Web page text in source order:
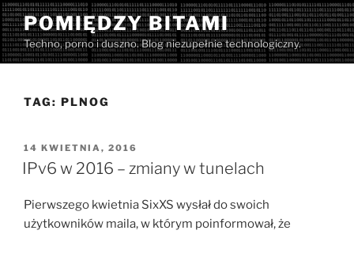
Przejdź
do
treści
POMIĘDZY BITAMI
Techno, porno i duszno. Blog niezupełnie technologiczny.
TAG: PLNOG
OPUBLIKOWANE
W
14 KWIETNIA, 2016
IPv6 w 2016 – zmiany w tunelach
Pierwszego kwietnia SixXS wysłał do swoich
użytkowników maila, w którym poinformował, że